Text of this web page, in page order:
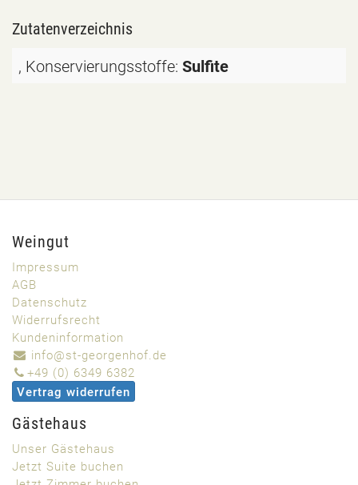
Zutatenverzeichnis
, Konservierungsstoffe: Sulfite
Weingut
Impressum
AGB
Datenschutz
Widerrufsrecht
Kundeninformation
info@st-georgenhof.de
+49 (0) 6349 6382
Vertrag widerrufen
Gästehaus
Unser Gästehaus
Jetzt Suite buchen